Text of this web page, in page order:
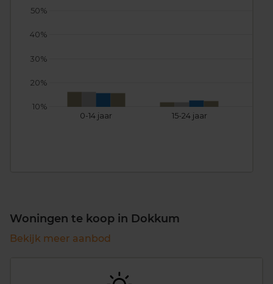
0-14 jaar 15-24 jaar
10%
20%
30%
40%
50%
Woningen te koop in Dokkum
Bekijk meer aanbod